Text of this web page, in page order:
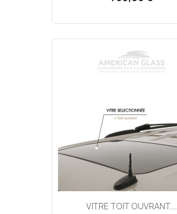
VITRE TOIT OUVRANT...